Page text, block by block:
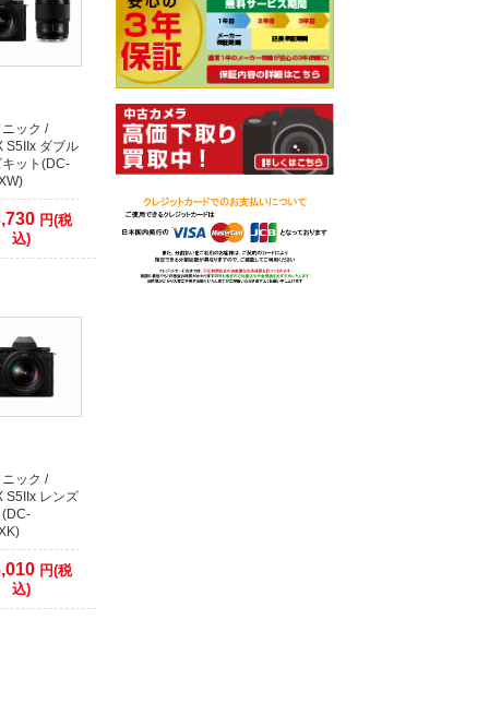
たしま
ック /
S5IIx ダブル
ット(DC-
円(税
込)
ック /
S5IIx レンズ
円(税
込)